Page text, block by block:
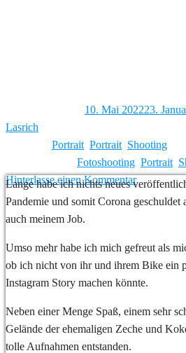
10. Mai 202223.
Lasrich
Portrait Portrait Shooting
Fotoshooting Portrait
Hinterlasse einen Kommentar
Lange habe ich nichts neues
Pandemie und somit Corona geschuldet
auch meinem Job.
Umso mehr habe ich mich gefreut als
ob ich nicht von ihr und ihrem Bike ein
Instagram Story machen könnte.
Neben einer Menge Spaß, einem sehr
Gelände der ehemaligen Zeche und
tolle Aufnahmen entstanden.